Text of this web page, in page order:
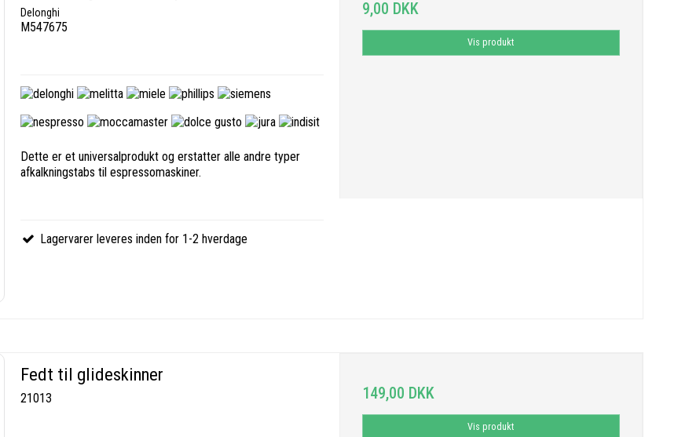
Delonghi
M547675
Dette er et universalprodukt og erstatter alle andre typer
afkalkningstabs til espressomaskiner.
Lagervarer leveres inden for 1-2 hverdage
9,00 DKK
Vis produkt
Fedt til glideskinner
21013 149,00 DKK
Vis produkt